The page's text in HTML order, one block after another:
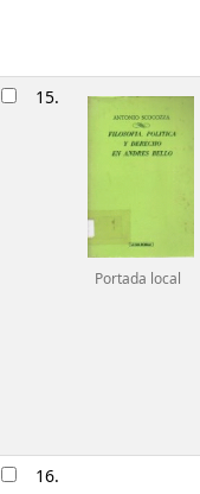
15.
Portada local
16.